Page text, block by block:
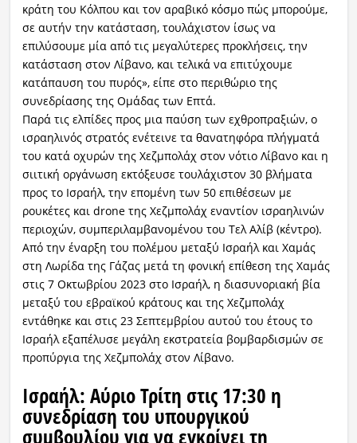
κράτη του Κόλπου και τον αραβικό κόσμο πώς μπορούμε,
σε αυτήν την κατάσταση, τουλάχιστον ίσως να
επιλύσουμε μία από τις μεγαλύτερες προκλήσεις, την
κατάσταση στον Λίβανο, και τελικά να επιτύχουμε
κατάπαυση του πυρός», είπε στο περιθώριο της
συνεδρίασης της Ομάδας των Επτά.
Παρά τις ελπίδες προς μια παύση των εχθροπραξιών, ο
ισραηλινός στρατός ενέτεινε τα θανατηφόρα πλήγματά
του κατά οχυρών της Χεζμπολάχ στον νότιο Λίβανο και η
σιιτική οργάνωση εκτόξευσε τουλάχιστον 30 βλήματα
προς το Ισραήλ, την επομένη των 50 επιθέσεων με
ρουκέτες και drone της Χεζμπολάχ εναντίον ισραηλινών
περιοχών, συμπεριλαμβανομένου του Τελ Αλίβ (κέντρο).
Από την έναρξη του πολέμου μεταξύ Ισραήλ και Χαμάς
στη Λωρίδα της Γάζας μετά τη φονική επίθεση της Χαμάς
στις 7 Οκτωβρίου 2023 στο Ισραήλ, η διασυνοριακή βία
μεταξύ του εβραϊκού κράτους και της Χεζμπολάχ
εντάθηκε και στις 23 Σεπτεμβρίου αυτού του έτους το
Ισραήλ εξαπέλυσε μεγάλη εκστρατεία βομβαρδισμών σε
προπύργια της Χεζμπολάχ στον Λίβανο.
Ισραήλ: Αύριο Τρίτη στις 17:30 η
συνεδρίαση του υπουργικού
συμβουλίου για να εγκρίνει τη